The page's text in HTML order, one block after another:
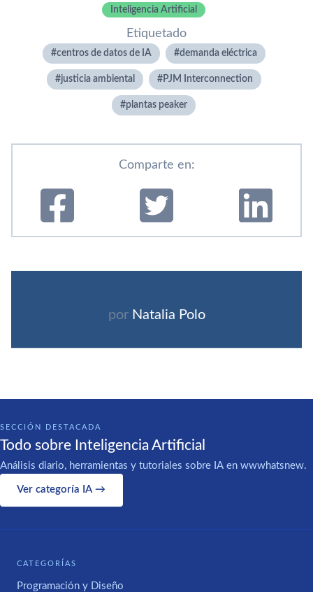
Inteligencia Artificial
Etiquetado
centros de datos de IA demanda eléctrica
justicia ambiental PJM Interconnection
plantas peaker
Comparte en:
por Natalia Polo
SECCIÓN DESTACADA
Todo sobre Inteligencia Artificial
Análisis diario, herramientas y tutoriales sobre IA en wwwhatsnew.
Ver categoría IA →
CATEGORÍAS
Programación y Diseño